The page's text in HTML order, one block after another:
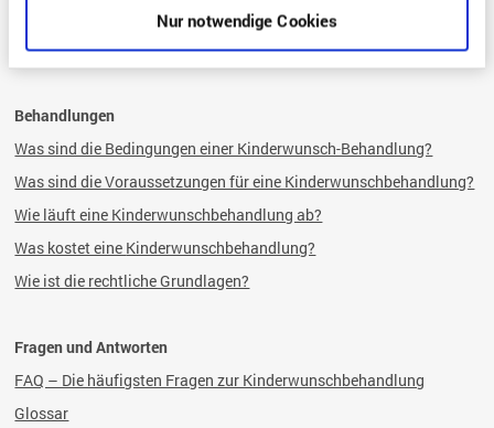
Nur notwendige Cookies
Wie kann ich eine Schwangerschaft begünstigen?
Wie kann ich als gleichgeschlechtliches Paar schwanger werden?
Behandlungen
Was sind die Bedingungen einer Kinderwunsch-Behandlung?
Was sind die Voraussetzungen für eine Kinderwunschbehandlung?
Wie läuft eine Kinderwunschbehandlung ab?
Was kostet eine Kinderwunschbehandlung?
Wie ist die rechtliche Grundlagen?
Fragen und Antworten
FAQ – Die häufigsten Fragen zur Kinderwunschbehandlung
Glossar